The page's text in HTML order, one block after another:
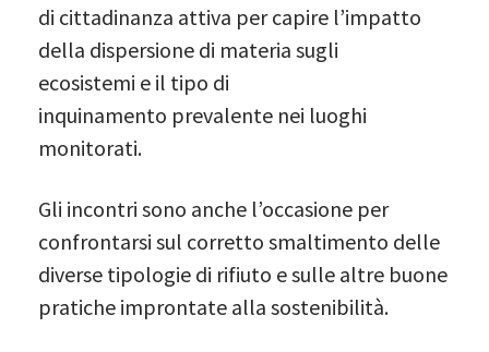
di cittadinanza attiva per capire l’impatto
della dispersione di materia sugli
ecosistemi e il tipo di
inquinamento prevalente nei luoghi
monitorati.
Gli incontri sono anche l’occasione per
confrontarsi sul corretto smaltimento delle
diverse tipologie di rifiuto e sulle altre buone
pratiche improntate alla sostenibilità.